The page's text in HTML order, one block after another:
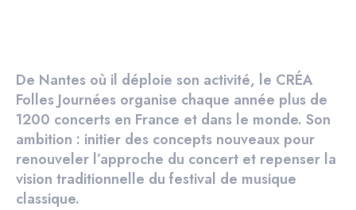
De Nantes où il déploie son activité, le CRÉA
Folles Journées organise chaque année plus de
1200 concerts en France et dans le monde. Son
ambition : initier des concepts nouveaux pour
renouveler l’approche du concert et repenser la
vision traditionnelle du festival de musique
classique.